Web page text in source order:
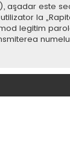
este
la
legitim